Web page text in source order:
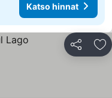
Katso hinnat
Jaa